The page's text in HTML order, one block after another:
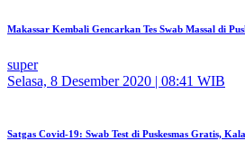
Makassar Kembali Gencarkan Tes Swab Massal di
super
Selasa, 8 Desember 2020 | 08:41 WIB
Satgas Covid-19: Swab Test di Puskesmas Gratis,